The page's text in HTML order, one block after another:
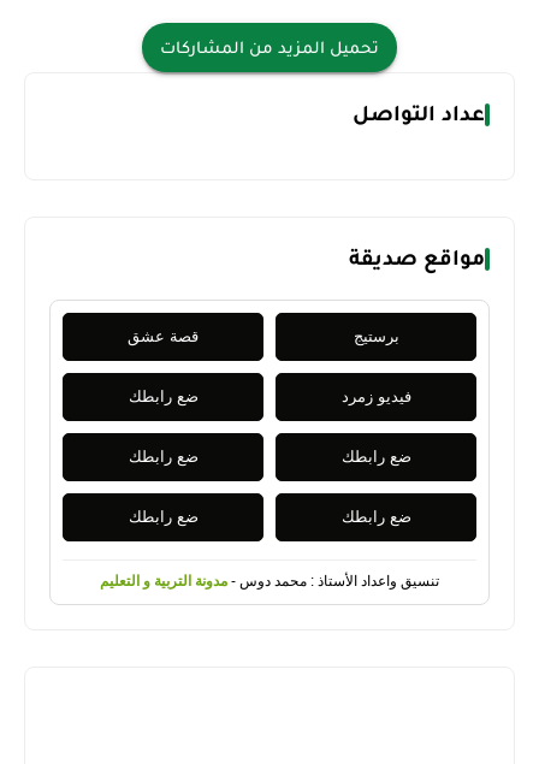
تحميل المزيد من المشاركات
عداد التواصل
مواقع صديقة
برستيج قصة عشق
فيديو زمرد ضع رابطك
ضع رابطك ضع رابطك
ضع رابطك ضع رابطك
تنسيق واعداد الأستاذ : محمد دوس - مدونة التربية و التعليم